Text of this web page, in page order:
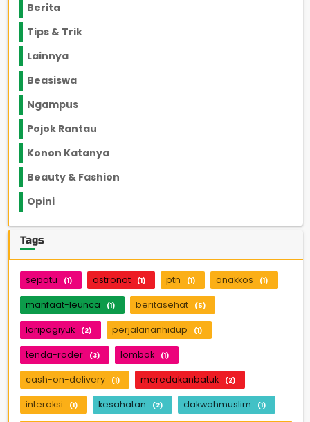
Berita
Tips & Trik
Lainnya
Beasiswa
Ngampus
Pojok Rantau
Konon Katanya
Beauty & Fashion
Opini
Tags
sepatu (1) astronot (1) ptn (1) anakkos (1)
manfaat-leunca (1) beritasehat (5)
laripagiyuk (2) perjalananhidup (1)
tenda-roder (3) lombok (1)
cash-on-delivery (1) meredakanbatuk (2)
interaksi (1) kesahatan (2) dakwahmuslim (1)